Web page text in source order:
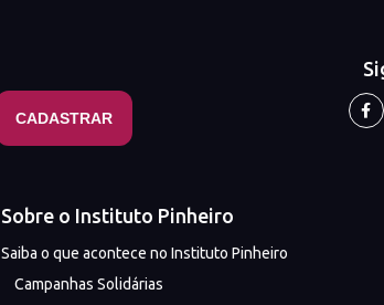
Sobre o Instituto Pinheiro
Saiba o que acontece no Instituto Pinheiro
Campanhas Solidárias